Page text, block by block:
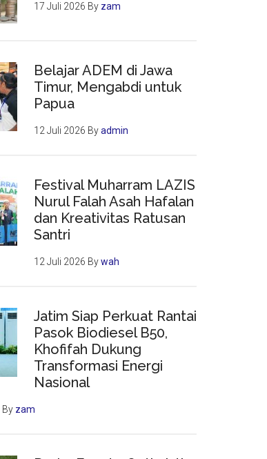
17 Juli 2026 By zam
Belajar ADEM di Jawa
Timur, Mengabdi untuk
Papua
12 Juli 2026 Byadmin
Festival Muharram LAZIS
Nurul Falah Asah Hafalan
dan Kreativitas Ratusan
Santri
12 Juli 2026 Bywah
Jatim Siap Perkuat Rantai
Pasok Biodiesel B50,
Khofifah Dukung
Transformasi Energi
Nasional
By zam